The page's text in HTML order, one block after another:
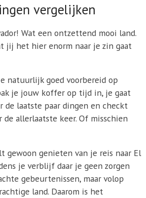
vergelijken
Wat een ontzettend mooi land.
jij het hier enorm naar je zin gaat
natuurlijk goed voorbereid op
je jouw koffer op tijd in, je gaat
de laatste paar dingen en checkt
de allerlaatste keer. Of misschien
gewoon genieten van je reis naar El
je verblijf daar je geen zorgen
gebeurtenissen, maar volop
land. Daarom is het